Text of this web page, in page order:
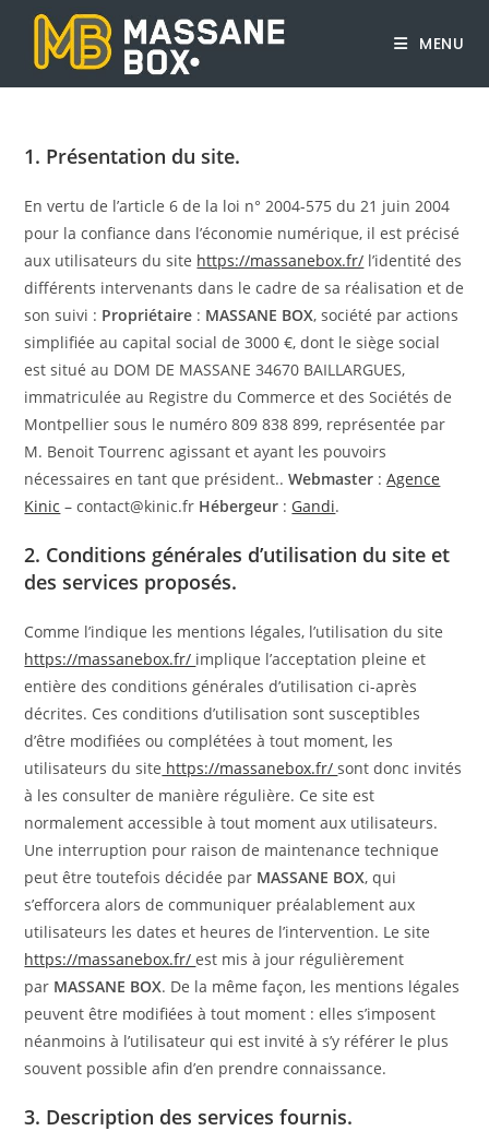
content
MENU
1. Présentation du site.
En vertu de l’article 6 de la loi n° 2004-575 du 21 juin 2004
pour la confiance dans l’économie numérique, il est précisé
aux utilisateurs du site https://massanebox.fr/ l’identité des
différents intervenants dans le cadre de sa réalisation et de
son suivi : Propriétaire : MASSANE BOX, société par actions
simplifiée au capital social de 3000 €, dont le siège social
est situé au DOM DE MASSANE 34670 BAILLARGUES,
immatriculée au Registre du Commerce et des Sociétés de
Montpellier sous le numéro 809 838 899, représentée par
M. Benoit Tourrenc agissant et ayant les pouvoirs
nécessaires en tant que président..Webmaster :Agence
Kinic – contact@kinic.fr Hébergeur : Gandi.
2. Conditions générales d’utilisation du site et
des services proposés.
Comme l’indique les mentions légales, l’utilisation du site
https://massanebox.fr/ implique l’acceptation pleine et
entière des conditions générales d’utilisation ci-après
décrites. Ces conditions d’utilisation sont susceptibles
d’être modifiées ou complétées à tout moment, les
utilisateurs du site https://massanebox.fr/sont donc invités
à les consulter de manière régulière. Ce site est
normalement accessible à tout moment aux utilisateurs.
Une interruption pour raison de maintenance technique
peut être toutefois décidée par MASSANE BOX, qui
s’efforcera alors de communiquer préalablement aux
utilisateurs les dates et heures de l’intervention. Le site
https://massanebox.fr/est mis à jour régulièrement
par MASSANE BOX. De la même façon, les mentions légales
peuvent être modifiées à tout moment : elles s’imposent
néanmoins à l’utilisateur qui est invité à s’y référer le plus
souvent possible afin d’en prendre connaissance.
3. Description des services fournis.